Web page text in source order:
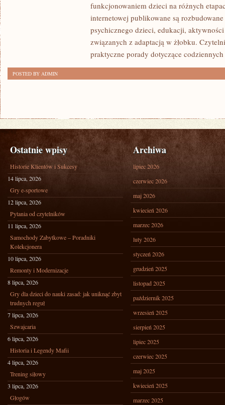
funkcjonowaniem dzieci na różnych
internetowej publikowane są
psychicznego dzieci, edukacji,
związanych z adaptacją w żłobku.
praktyczne porady dotyczące
POSTED BY ADMIN
Ostatnie wpisy
Historie Klientów i Sukcesy
14 lipca, 2026
Gry e-sportowe
12 lipca, 2026
Pytania od czytelników
11 lipca, 2026
Samochody Zabytkowe – Poradniki
Kolekcjonera
10 lipca, 2026
Remonty i Modernizacje
8 lipca, 2026
Gry dla dzieci do nauki zasad: jak uniknąć zbyt
trudnych reguł
7 lipca, 2026
Szwajcaria
6 lipca, 2026
Historia i Legendy Mafii
4 lipca, 2026
Trening siłowy
3 lipca, 2026
Głogów
Archiwa
lipiec 2026
czerwiec 2026
maj 2026
kwiecień 2026
marzec 2026
luty 2026
styczeń 2026
grudzień 2025
listopad 2025
październik 2025
wrzesień 2025
sierpień 2025
lipiec 2025
czerwiec 2025
maj 2025
kwiecień 2025
marzec 2025